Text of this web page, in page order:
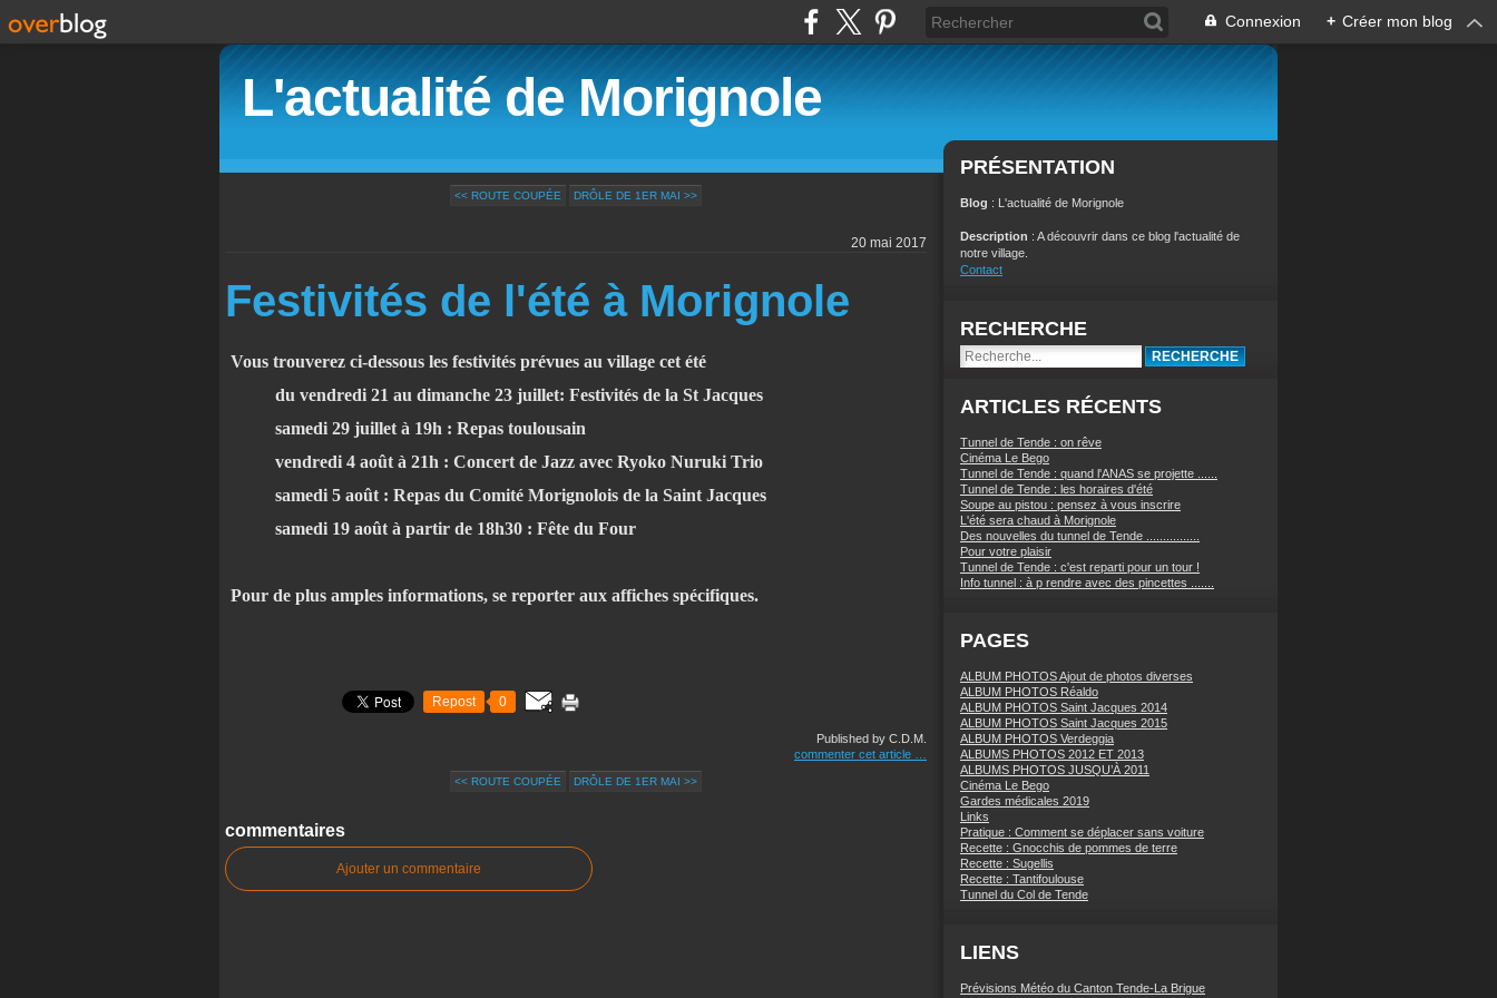
Connexion + Créer mon blog
L'actualité de Morignole
<< ROUTE COUPÉE DRÔLE DE 1ER MAI >>
20 mai 2017
Festivités de l'été à Morignole
Vous trouverez ci-dessous les festivités prévues au village cet été
du vendredi 21 au dimanche 23 juillet: Festivités de la St Jacques
samedi 29 juillet à 19h : Repas toulousain
vendredi 4 août à 21h : Concert de Jazz avec Ryoko Nuruki Trio
samedi 5 août : Repas du Comité Morignolois de la Saint Jacques
samedi 19 août à partir de 18h30 : Fête du Four
Pour de plus amples informations, se reporter aux affiches spécifiques.
Repost 0
Published by C.D.M.
commenter cet article
<< ROUTE COUPÉE DRÔLE DE 1ER MAI >>
commentaires
Ajouter un commentaire
PRÉSENTATION
Blog : L'actualité de Morignole
Description : A découvrir dans ce blog l'actualité de
notre village.
Contact
RECHERCHE
ARTICLES RÉCENTS
Tunnel de Tende : on rêve
Cinéma Le Bego
Tunnel de Tende : quand l'ANAS se projette ......
Tunnel de Tende : les horaires d'été
Soupe au pistou : pensez à vous inscrire
L'été sera chaud à Morignole
Des nouvelles du tunnel de Tende ................
Pour votre plaisir
Tunnel de Tende : c'est reparti pour un tour !
Info tunnel : à p rendre avec des pincettes .......
PAGES
ALBUM PHOTOS Ajout de photos diverses
ALBUM PHOTOS Réaldo
ALBUM PHOTOS Saint Jacques 2014
ALBUM PHOTOS Saint Jacques 2015
ALBUM PHOTOS Verdeggia
ALBUMS PHOTOS 2012 ET 2013
ALBUMS PHOTOS JUSQU’À 2011
Cinéma Le Bego
Gardes médicales 2019
Links
Pratique : Comment se déplacer sans voiture
Recette : Gnocchis de pommes de terre
Recette : Sugellis
Recette : Tantifoulouse
Tunnel du Col de Tende
LIENS
Prévisions Météo du Canton Tende-La Brigue